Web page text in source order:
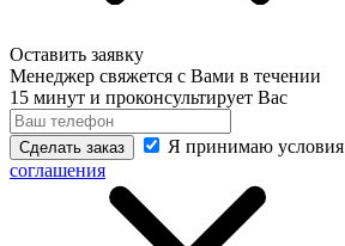
Оставить заявку
Менеджер свяжется с Вами в течении
15 минут и проконсультирует Вас
Сделать заказ Я принимаю условия
соглашения